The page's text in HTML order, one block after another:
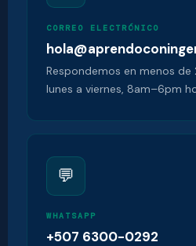
CORREO ELECTRÓNICO
Respondemos en menos
lunes a viernes, 8am–6pm
💬
WHATSAPP
+507 6300-0292